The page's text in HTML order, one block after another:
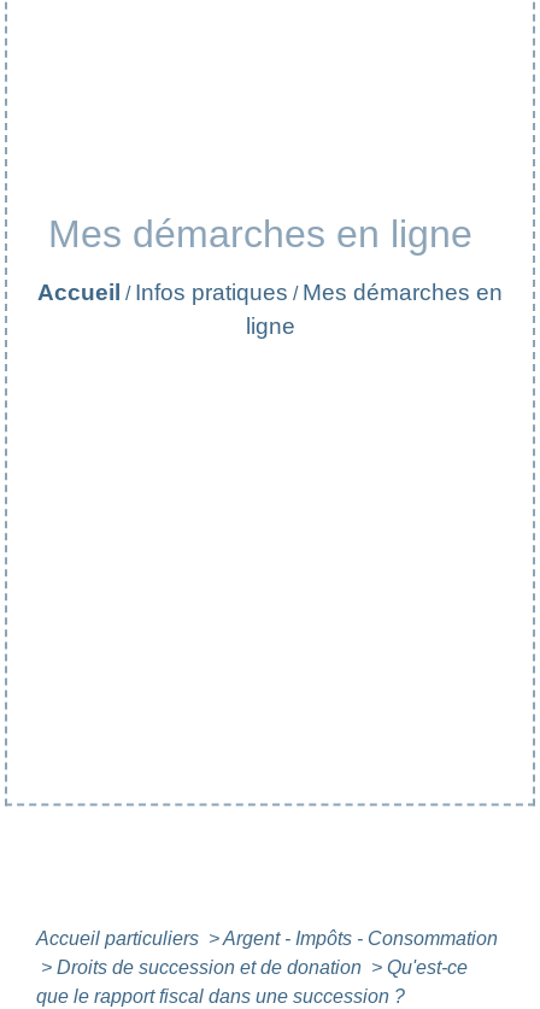
Mes démarches en ligne
Accueil / Infos pratiques / Mes démarches en
ligne
Accueil particuliers >Argent - Impôts - Consommation
> Droits de succession et de donation > Qu'est-ce
que le rapport fiscal dans une succession ?